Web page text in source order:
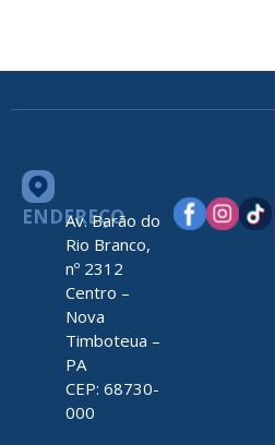
ENDEREÇO
Av. Barão do
Rio Branco,
nº 2312
Centro –
Nova
Timboteua –
PA
CEP: 68730-
000